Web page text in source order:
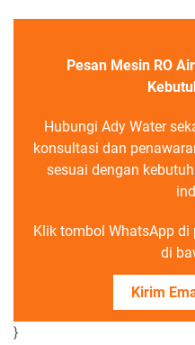
Pesan Mesin RO
Hubungi Ady Water
konsultasi dan
sesuai dengan
Klik tombol WhatsApp
di
Kirim
}